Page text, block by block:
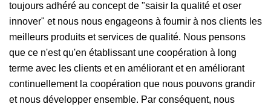
toujours adhéré au concept de "saisir la qualité et oser
innover" et nous nous engageons à fournir à nos clients les
meilleurs produits et services de qualité. Nous pensons
que ce n'est qu'en établissant une coopération à long
terme avec les clients et en améliorant et en améliorant
continuellement la coopération que nous pouvons grandir
et nous développer ensemble. Par conséquent, nous